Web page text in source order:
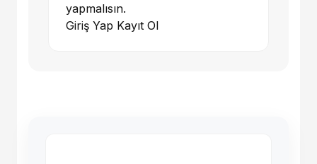
yapmalısın.
Giriş Yap Kayıt Ol